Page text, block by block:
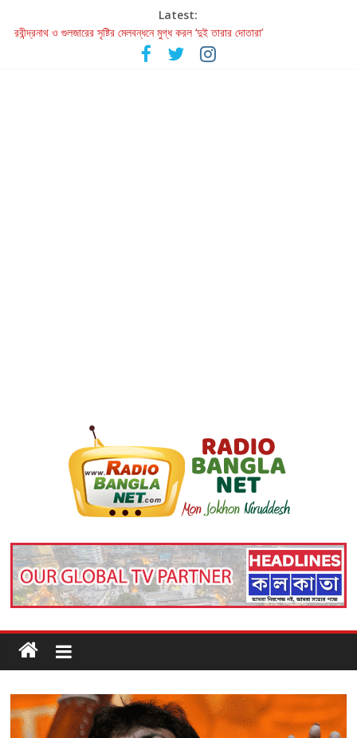
Latest:
রবীন্দ্রনাথ ও গুলজারের সৃষ্টির মেলবন্ধনে মুগ্ধ করল ‘দুই তারার দোতারা’
কলের গান থেকে রীলস্ — বাঙালির গান শোনার বিবর্তনের গল্প
জগন্নাথমঙ্গলম্ — বাংলায় প্রথমবার মঞ্চে এবার রথযাত্রার উদযাপন